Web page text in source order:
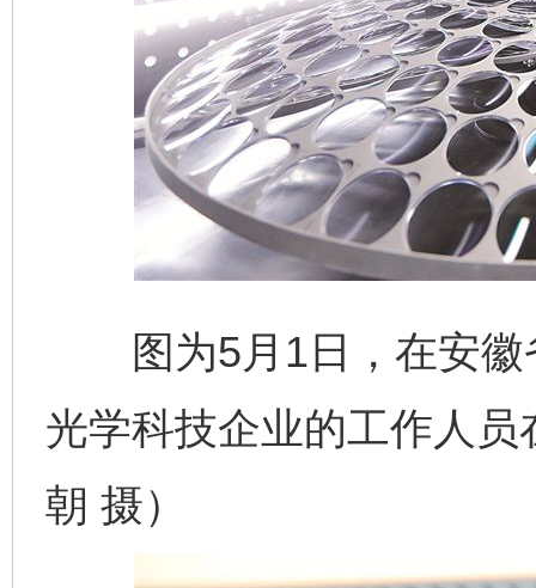
图为5月1日，在安徽
光学科技企业的工作人
朝 摄）